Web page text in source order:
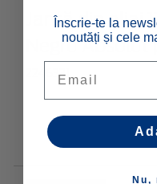
Jantă din aliaj
Negru
2246331
Înscrie-te la
noutăți și cele
Nu,